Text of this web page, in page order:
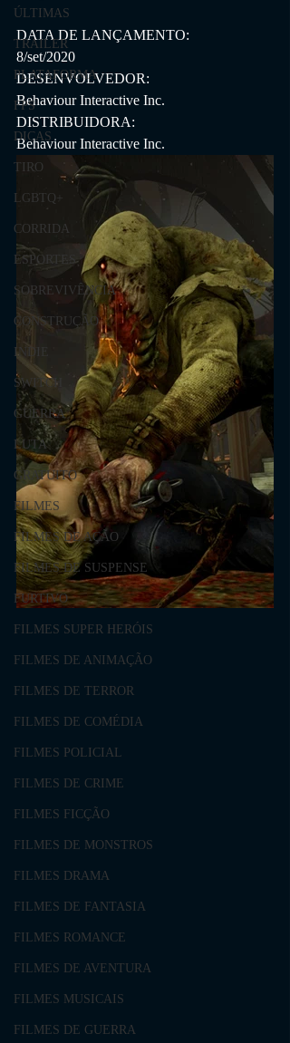
ÚLTIMAS
TRAILER
PLATAFORMA
FPS
DICAS
TIRO
LGBTQ+
CORRIDA
ESPORTES
SOBREVIVÊNCIA
CONSTRUÇÃO
INDIE
SWITCH
GUERRA
LUTA
GRATUITO
FILMES
FILMES DE AÇÃO
FILMES DE SUSPENSE
FURTIVO
FILMES SUPER HERÓIS
FILMES DE ANIMAÇÃO
FILMES DE TERROR
FILMES DE COMÉDIA
FILMES POLICIAL
FILMES DE CRIME
FILMES FICÇÃO
FILMES DE MONSTROS
FILMES DRAMA
FILMES DE FANTASIA
FILMES ROMANCE
FILMES DE AVENTURA
FILMES MUSICAIS
FILMES DE GUERRA
DATA DE LANÇAMENTO:
8/set/2020
DESENVOLVEDOR:
Behaviour Interactive Inc.
DISTRIBUIDORA:
Behaviour Interactive Inc.